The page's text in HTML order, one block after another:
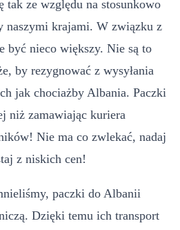
tak ze względu na stosunkowo
naszymi krajami. W związku z
być nieco większy. Nie są to
by rezygnować z wysyłania
jak chociażby Albania. Paczki
niż zamawiając kuriera
Nie ma co zwlekać, nadaj
z niskich cen!
paczki do Albanii
Dzięki temu ich transport